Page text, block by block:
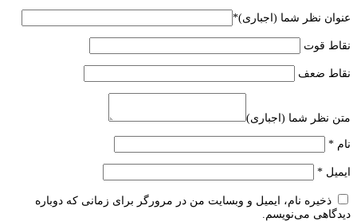
عنوان نظر شما (اجباری)*
نقاط قوت
نقاط ضعف
متن نظر شما (اجباری)
نام *
ایمیل *
ذخیره نام، ایمیل و وبسایت من در مرورگر برای زمانی که دوباره
دیدگاهی می‌نویسم.